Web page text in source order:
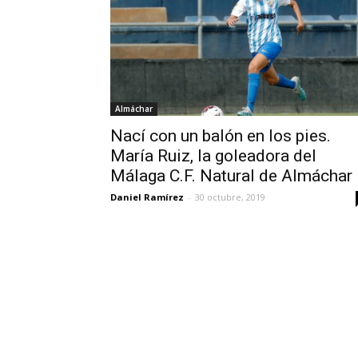
Almáchar
Nací con un balón en los pies.
María Ruiz, la goleadora del
Málaga C.F. Natural de Almáchar
Daniel Ramírez - 30 octubre, 2019